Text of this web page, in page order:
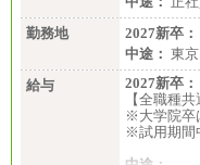
勤務地
2027新卒：
中途： 東
給与
2027新卒：
【全職種
※大学院卒
※試用期間